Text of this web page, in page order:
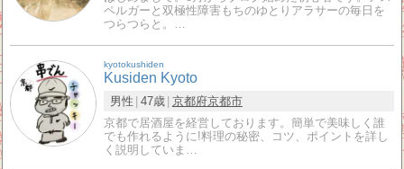
ペルガーと双極性障害もちのゆとりアラサーの毎日を
つらつらと。…
kyotokushiden
Kusiden Kyoto
男性 47歳 京都府京都市
京都で居酒屋を経営しております。簡単で美味しく誰
でも作れるように!料理の秘密、コツ、ポイントを詳し
く説明していま…